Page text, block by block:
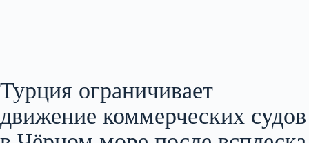
Турция ограничивает
движение коммерческих судов